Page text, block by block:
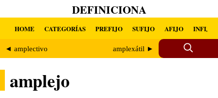
DEFINICIONA
HOME CATEGORÍAS PREFIJO SUFIJO AFIJO INFIJO
◄ amplectivo amplexátil ►
amplejo